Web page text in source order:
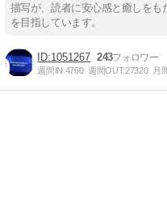
描写が、読者に安心感と癒しをも
を目指しています。
1051267 243
週間IN:4760 週間OUT:27320 月